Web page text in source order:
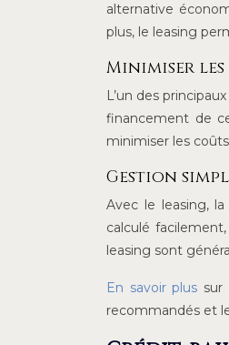
alternative
plus, le leasing
Minimiser
L’un des
financement de
minimiser les
Gestion
Avec le leasing,
calculé
leasing sont
En savoir plus sur
recommandés et